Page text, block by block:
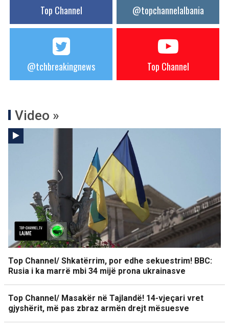
Top Channel @topchannelalbania
@tchbreakingnews Top Channel
Video »
Top Channel/ Shkatërrim, por edhe sekuestrim! BBC:
Rusia i ka marrë mbi 34 mijë prona ukrainasve
Top Channel/ Masakër në Tajlandë! 14-vjeçari vret
gjyshërit, më pas zbraz armën drejt mësuesve